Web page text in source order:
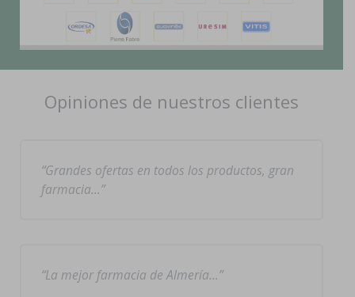
Opiniones de nuestros clientes
Grandes ofertas en todos los productos, gran
farmacia…
La mejor farmacia de Almería…